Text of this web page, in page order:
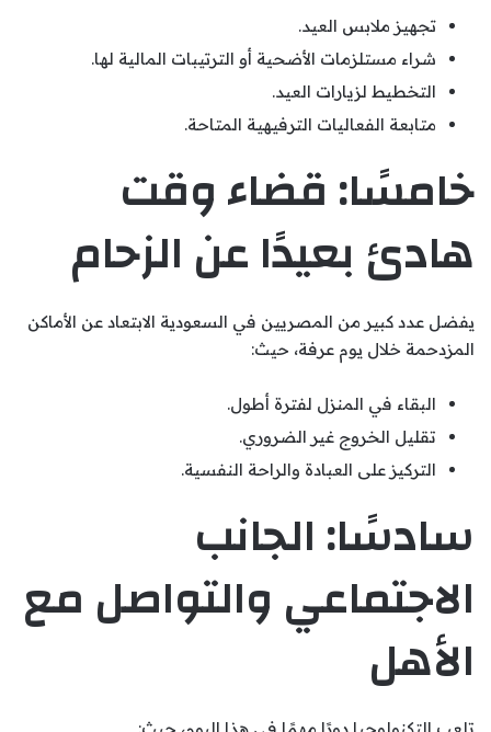
تجهيز ملابس العيد.
شراء مستلزمات الأضحية أو الترتيبات المالية لها.
التخطيط لزيارات العيد.
متابعة الفعاليات الترفيهية المتاحة.
خامسًا: قضاء وقت
هادئ بعيدًا عن الزحام
يفضل عدد كبير من المصريين في السعودية الابتعاد عن الأماكن
المزدحمة خلال يوم عرفة، حيث:
البقاء في المنزل لفترة أطول.
تقليل الخروج غير الضروري.
التركيز على العبادة والراحة النفسية.
سادسًا: الجانب
الاجتماعي والتواصل مع
الأهل